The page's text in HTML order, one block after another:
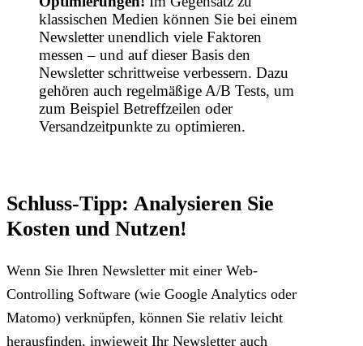
klassischen Medien können Sie bei einem
Newsletter unendlich viele Faktoren
messen – und auf dieser Basis den
Newsletter schrittweise verbessern. Dazu
gehören auch regelmäßige A/B Tests, um
zum Beispiel Betreffzeilen oder
Versandzeitpunkte zu optimieren.
Schluss-Tipp: Analysieren Sie
Kosten und Nutzen!
Wenn Sie Ihren Newsletter mit einer Web-
Controlling Software (wie Google Analytics oder
Matomo) verknüpfen, können Sie relativ leicht
herausfinden, inwieweit Ihr Newsletter auch